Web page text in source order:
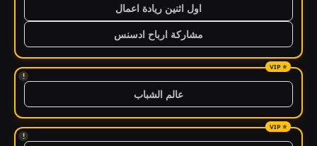
اول اثنين ريادة اعمال
مشاركة ارباح ادسنس
!
عالم الشباب
!